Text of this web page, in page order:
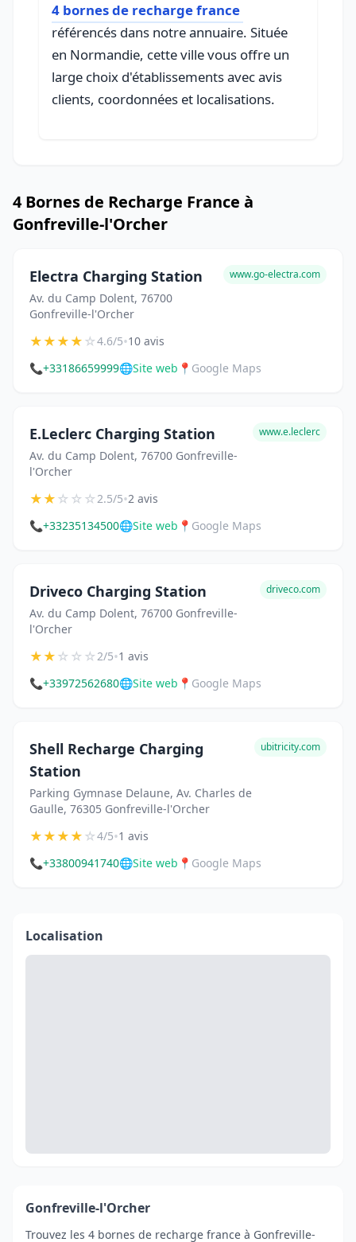
4 bornes de recharge france
référencés dans notre annuaire. Située
en Normandie, cette ville vous offre un
large choix d'établissements avec avis
clients, coordonnées et localisations.
4 Bornes de Recharge France à
Gonfreville-l'Orcher
Electra Charging Station
Av. du Camp Dolent, 76700
Gonfreville-l'Orcher
www.go-electra.com
★★★★☆4.6/5•10 avis
📞+33186659999🌐Site web 📍 Google Maps
E.Leclerc Charging Station
Av. du Camp Dolent, 76700 Gonfreville-
l'Orcher
www.e.leclerc
★★☆☆☆2.5/5•2 avis
📞+33235134500🌐Site web 📍 Google Maps
Driveco Charging Station
Av. du Camp Dolent, 76700 Gonfreville-
l'Orcher
driveco.com
★★☆☆☆2/5•1 avis
📞+33972562680🌐Site web 📍 Google Maps
Shell Recharge Charging
Station
Parking Gymnase Delaune, Av. Charles de
Gaulle, 76305 Gonfreville-l'Orcher
ubitricity.com
★★★★☆4/5•1 avis
📞+33800941740🌐Site web 📍 Google Maps
Localisation
Gonfreville-l'Orcher
Trouvez les 4 bornes de recharge france à Gonfreville-